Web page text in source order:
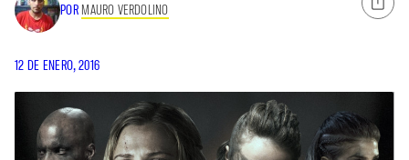
POR MAURO VERDOLINO
12 DE ENERO, 2016